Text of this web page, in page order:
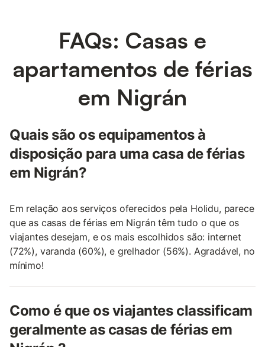
FAQs: Casas e
apartamentos de férias
em Nigrán
Quais são os equipamentos à
disposição para uma casa de férias
em Nigrán?
Em relação aos serviços oferecidos pela Holidu, parece
que as casas de férias em Nigrán têm tudo o que os
viajantes desejam, e os mais escolhidos são: internet
(72%), varanda (60%), e grelhador (56%). Agradável, no
mínimo!
Como é que os viajantes classificam
geralmente as casas de férias em